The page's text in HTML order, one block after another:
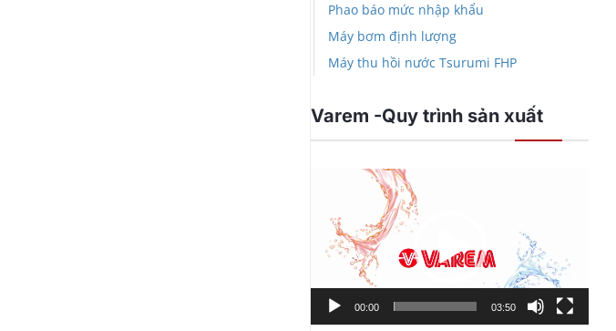
Phao báo mức nhập khẩu
Máy bơm định lượng
Máy thu hồi nước Tsurumi FHP
Varem -Quy trình sản xuất
Video
00:00 03:50